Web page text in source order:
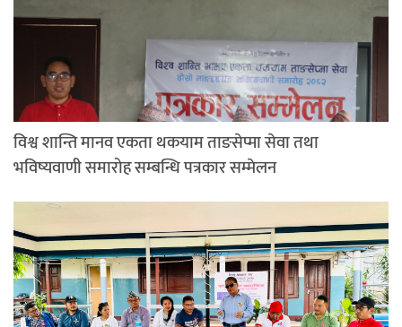
विश्व शान्ति मानव एकता थकयाम ताङसेप्मा सेवा तथा
भविष्यवाणी समारोह सम्बन्धि पत्रकार सम्मेलन